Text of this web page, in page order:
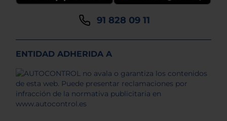
91 828 09 11
ENTIDAD ADHERIDA A